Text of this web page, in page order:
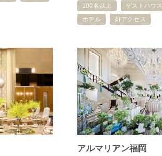
100名以上 ゲストハウス
ホテル
好アクセス
アルマリアン福岡